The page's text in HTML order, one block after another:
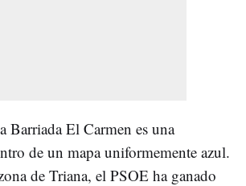
Barriada El Carmen es una
de un mapa uniformemente azul.
de Triana, el PSOE ha ganado